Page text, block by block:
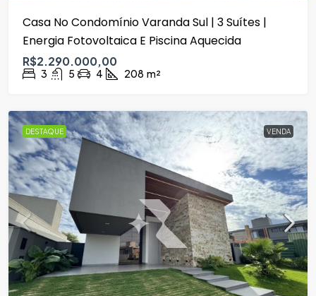
Casa No Condomínio Varanda Sul | 3 Suítes |
Energia Fotovoltaica E Piscina Aquecida
R$2.290.000,00
3 5 4 208 m²
DESTAQUE VENDA